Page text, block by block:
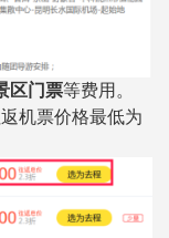
区门票等费用。
机票价格最低为